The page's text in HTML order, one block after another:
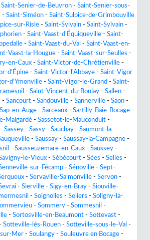
Saint-Senier-de-Beuvron - Saint-Senier-sous-
- Saint-Siméon - Saint-Sulpice-de-Grimbouville
sur-Risle - Saint-Sylvain - Saint-Sylvain -
- Saint-Vaast-d'Équiqueville - Saint-
- Saint-Vaast-du-Val - Saint-Vaast-en-
Vaast-la-Hougue - Saint-Vaast-sur-Seulles -
en-Caux - Saint-Victor-de-Chrétienville -
d'Épine - Saint-Victor-l'Abbaye - Saint-Vigor
d'Ymonville - Saint-Vigor-le-Grand - Saint-
- Saint-Vincent-du-Boulay - Sallen -
- Sancourt - Sandouville - Sannerville - Saon -
Sap-en-Auge - Sarceaux - Sartilly-Baie-Bocage -
Malgardé - Sassetot-le-Mauconduit -
- Sassey - Sassy - Sauchay - Saumont-la-
- Saussay - Saussay-la-Campagne -
- Sausseuzemare-en-Caux - Saussey -
le-Vieux - Sébécourt - Sées - Selles -
sur-Fécamp - Sénoville - Sept-
- Servaville-Salmonville - Servon -
- Sierville - Sigy-en-Bray - Siouville-
- Soignolles - Soliers - Soligny-la-
- Sommery - Sommesnil -
- Sortosville-en-Beaumont - Sottevast -
Sotteville-lès-Rouen - Sotteville-sous-le-Val -
Mer - Soulangy - Souleuvre en Bocage -